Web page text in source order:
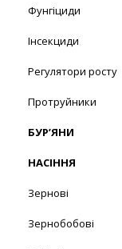
Фунгіциди
Інсекциди
Регулятори росту
Протруйники
БУР’ЯНИ
НАСІННЯ
Зернові
Зернобобові